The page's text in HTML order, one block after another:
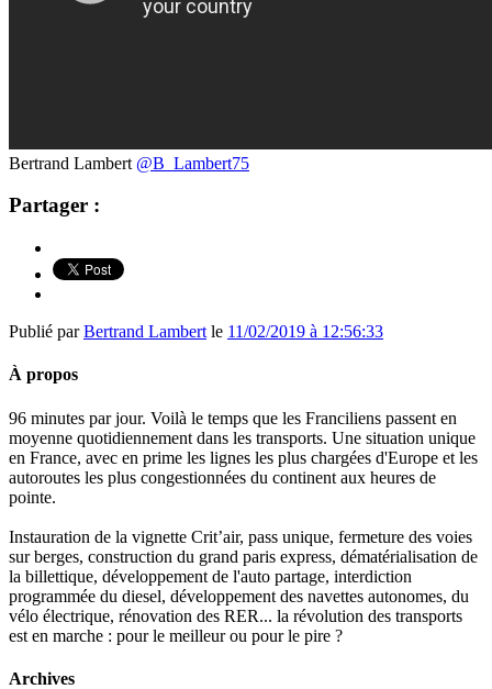
Bertrand Lambert @B_Lambert75
Partager :
Publié parBertrand Lambert le 11/02/2019 à 12:56:33
À propos
96 minutes par jour. Voilà le temps que les Franciliens passent en
moyenne quotidiennement dans les transports. Une situation unique
en France, avec en prime les lignes les plus chargées d'Europe et les
autoroutes les plus congestionnées du continent aux heures de
pointe.
Instauration de la vignette Crit’air, pass unique, fermeture des voies
sur berges, construction du grand paris express, dématérialisation de
la billettique, développement de l'auto partage, interdiction
programmée du diesel, développement des navettes autonomes, du
vélo électrique, rénovation des RER... la révolution des transports
est en marche : pour le meilleur ou pour le pire ?
Archives